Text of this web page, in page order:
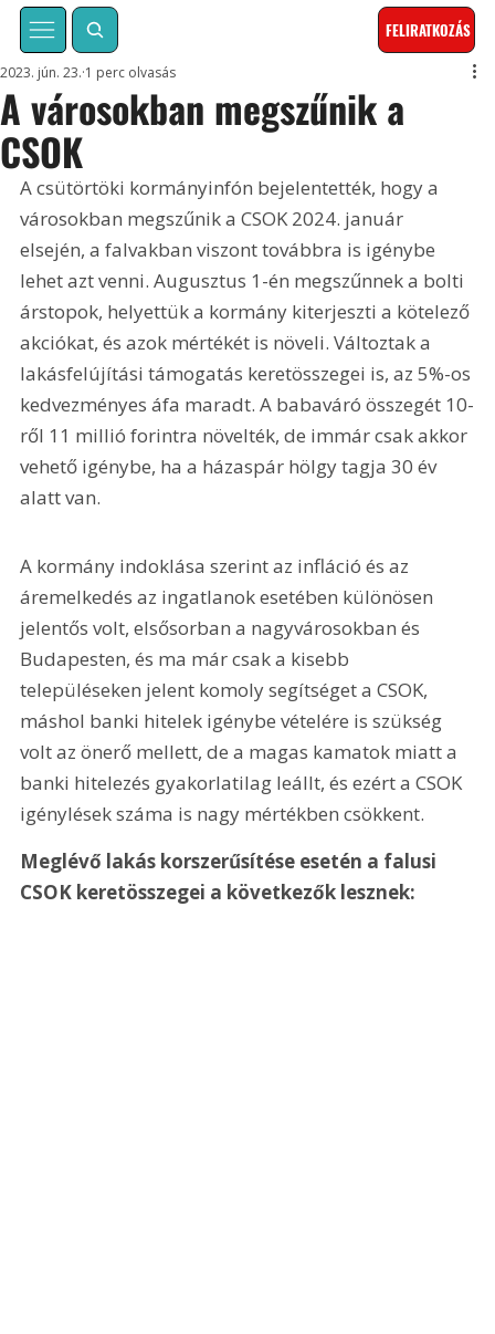
FELIRATKOZÁS
A városokban megszűnik a
CSOK
2023. jún. 23. 1 perc olvasás
A csütörtöki kormányinfón bejelentették, hogy a
városokban megszűnik a CSOK 2024. január
elsején, a falvakban viszont továbbra is igénybe
lehet azt venni. Augusztus 1-én megszűnnek a bolti
árstopok, helyettük a kormány kiterjeszti a kötelező
akciókat, és azok mértékét is növeli. Változtak a
lakásfelújítási támogatás keretösszegei is, az 5%-os
kedvezményes áfa maradt. A babaváró összegét 10-
ről 11 millió forintra növelték, de immár csak akkor
vehető igénybe, ha a házaspár hölgy tagja 30 év
alatt van.
A kormány indoklása szerint az infláció és az
áremelkedés az ingatlanok esetében különösen
jelentős volt, elsősorban a nagyvárosokban és
Budapesten, és ma már csak a kisebb
településeken jelent komoly segítséget a CSOK,
máshol banki hitelek igénybe vételére is szükség
volt az önerő mellett, de a magas kamatok miatt a
banki hitelezés gyakorlatilag leállt, és ezért a CSOK
igénylések száma is nagy mértékben csökkent.
Meglévő lakás korszerűsítése esetén a falusi
CSOK keretösszegei a következők lesznek: